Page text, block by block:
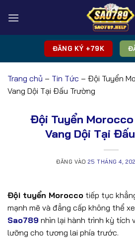
qua
ĐĂNG KÝ +79K
Trang chủ – Tin Tức – Đội Tuyển
Vang Dội Tại Đấu Trường
Đội Tuyển Morocco
Vang Dội Tại
ĐĂNG VÀO25 THÁNG 4,
Đội tuyển Morocco tiếp tục
mạnh mẽ và đẳng cấp không thể
Sao789 nhìn lại hành trình kỳ tích
lưỡng cho tương lai phía trước.